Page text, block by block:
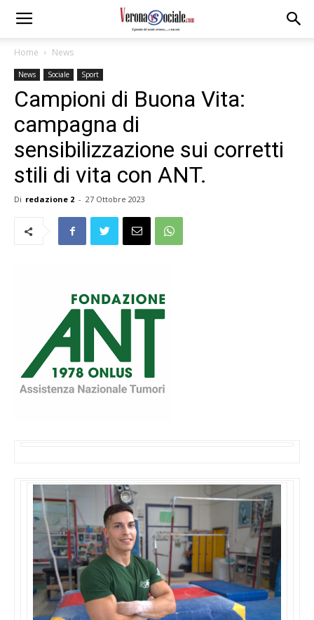
Home News
News Sociale Sport
Campioni di Buona Vita:
campagna di
sensibilizzazione sui corretti
stili di vita con ANT.
Di redazione 2 - 27 Ottobre 2023